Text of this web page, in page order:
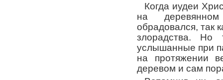
Когда иудеи
на
обрадовался, так
злорадства. Но
услышанные при
на протяжении
деревом и сам